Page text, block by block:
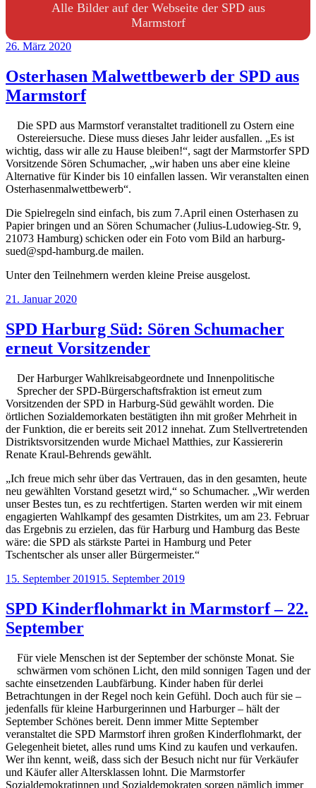
Alle Bilder auf der Webseite der SPD aus
Marmstorf
Veröffentlicht
26. März 2020
Osterhasen Malwettbewerb der SPD aus
Marmstorf
Die SPD aus Marmstorf veranstaltet traditionell zu Ostern eine
Ostereiersuche. Diese muss dieses Jahr leider ausfallen. „Es ist
wichtig, dass wir alle zu Hause bleiben!“, sagt der Marmstorfer SPD
Vorsitzende Sören Schumacher, „wir haben uns aber eine kleine
Alternative für Kinder bis 10 einfallen lassen. Wir veranstalten einen
Osterhasenmalwettbewerb“.
Die Spielregeln sind einfach, bis zum 7.April einen Osterhasen zu
Papier bringen und an Sören Schumacher (Julius-Ludowieg-Str. 9,
21073 Hamburg) schicken oder ein Foto vom Bild an harburg-
sued@spd-hamburg.de mailen.
Unter den Teilnehmern werden kleine Preise ausgelost.
Veröffentlicht
21. Januar 2020
SPD Harburg Süd: Sören Schumacher
erneut Vorsitzender
Der Harburger Wahlkreisabgeordnete und Innenpolitische
Sprecher der SPD-Bürgerschaftsfraktion ist erneut zum
Vorsitzenden der SPD in Harburg-Süd gewählt worden. Die
örtlichen Sozialdemorkaten bestätigten ihn mit großer Mehrheit in
der Funktion, die er bereits seit 2012 innehat. Zum Stellvertretenden
Distriktsvorsitzenden wurde Michael Matthies, zur Kassiererin
Renate Kraul-Behrends gewählt.
„Ich freue mich sehr über das Vertrauen, das in den gesamten, heute
neu gewählten Vorstand gesetzt wird,“ so Schumacher. „Wir werden
unser Bestes tun, es zu rechtfertigen. Starten werden wir mit einem
engagierten Wahlkampf des gesamten Distrkites, um am 23. Februar
das Ergebnis zu erzielen, das für Harburg und Hamburg das Beste
wäre: die SPD als stärkste Partei in Hamburg und Peter
Tschentscher als unser aller Bürgermeister.“
Veröffentlicht
15. September 201915. September 2019
SPD Kinderflohmarkt in Marmstorf – 22.
September
Für viele Menschen ist der September der schönste Monat. Sie
schwärmen vom schönen Licht, den mild sonnigen Tagen und der
sachte einsetzenden Laubfärbung. Kinder haben für derlei
Betrachtungen in der Regel noch kein Gefühl. Doch auch für sie –
jedenfalls für kleine Harburgerinnen und Harburger – hält der
September Schönes bereit. Denn immer Mitte September
veranstaltet die SPD Marmstorf ihren großen Kinderflohmarkt, der
Gelegenheit bietet, alles rund ums Kind zu kaufen und verkaufen.
Wer ihn kennt, weiß, dass sich der Besuch nicht nur für Verkäufer
und Käufer aller Altersklassen lohnt. Die Marmstorfer
Sozialdemokratinnen und Sozialdemokraten sorgen nämlich immer